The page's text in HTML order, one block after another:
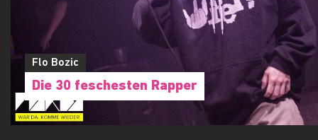
Flo Bozic
Die 30 feschesten Rapper